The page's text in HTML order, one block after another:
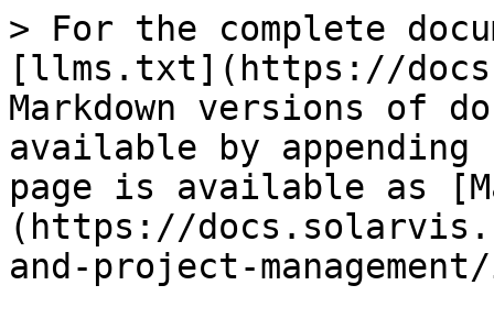
> For the complete
[llms.txt](https://
Markdown versions of
available by
page is available as
(https://
and-project-